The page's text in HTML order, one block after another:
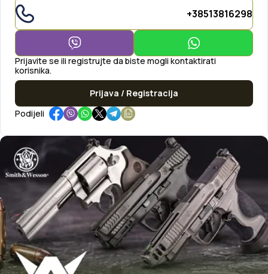
+38513816298
Prijavite se ili registrujte da biste mogli kontaktirati
korisnika.
Prijava / Registracija
Podijeli